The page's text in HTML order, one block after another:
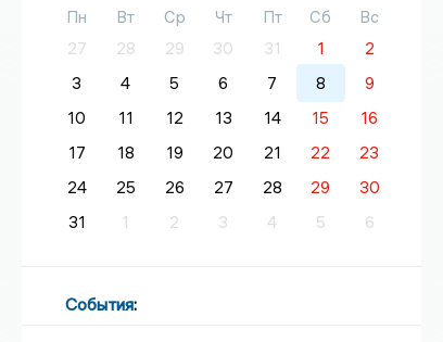
Пн Вт Ср Чт Пт Сб
Вс
27
28 29 30 31 1
2
3
4 5 6 7 8
9
10
11 12 13 14 15
16
17
18 19 20 21 22
23
24
25 26 27 28 29
30
31
1 2 3 4 5 6
События: